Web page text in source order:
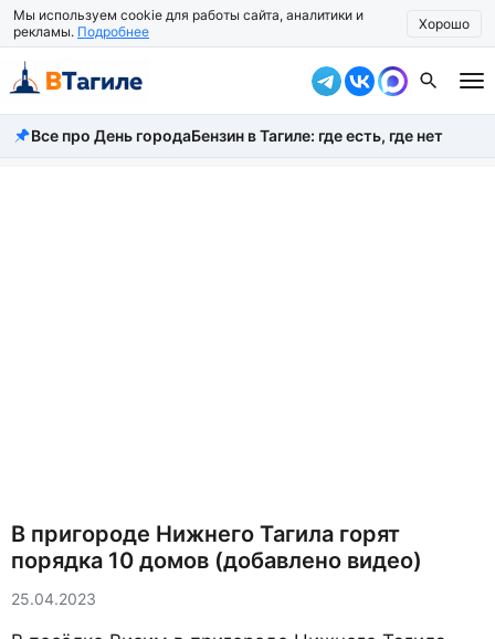
Мы используем cookie для работы сайта, аналитики и
рекламы. Подробнее Хорошо
Все новости
Все про День городаБензин в Тагиле: где есть, где нет
В пригороде Нижнего Тагила горят
порядка 10 домов (добавлено видео)
25.04.2023